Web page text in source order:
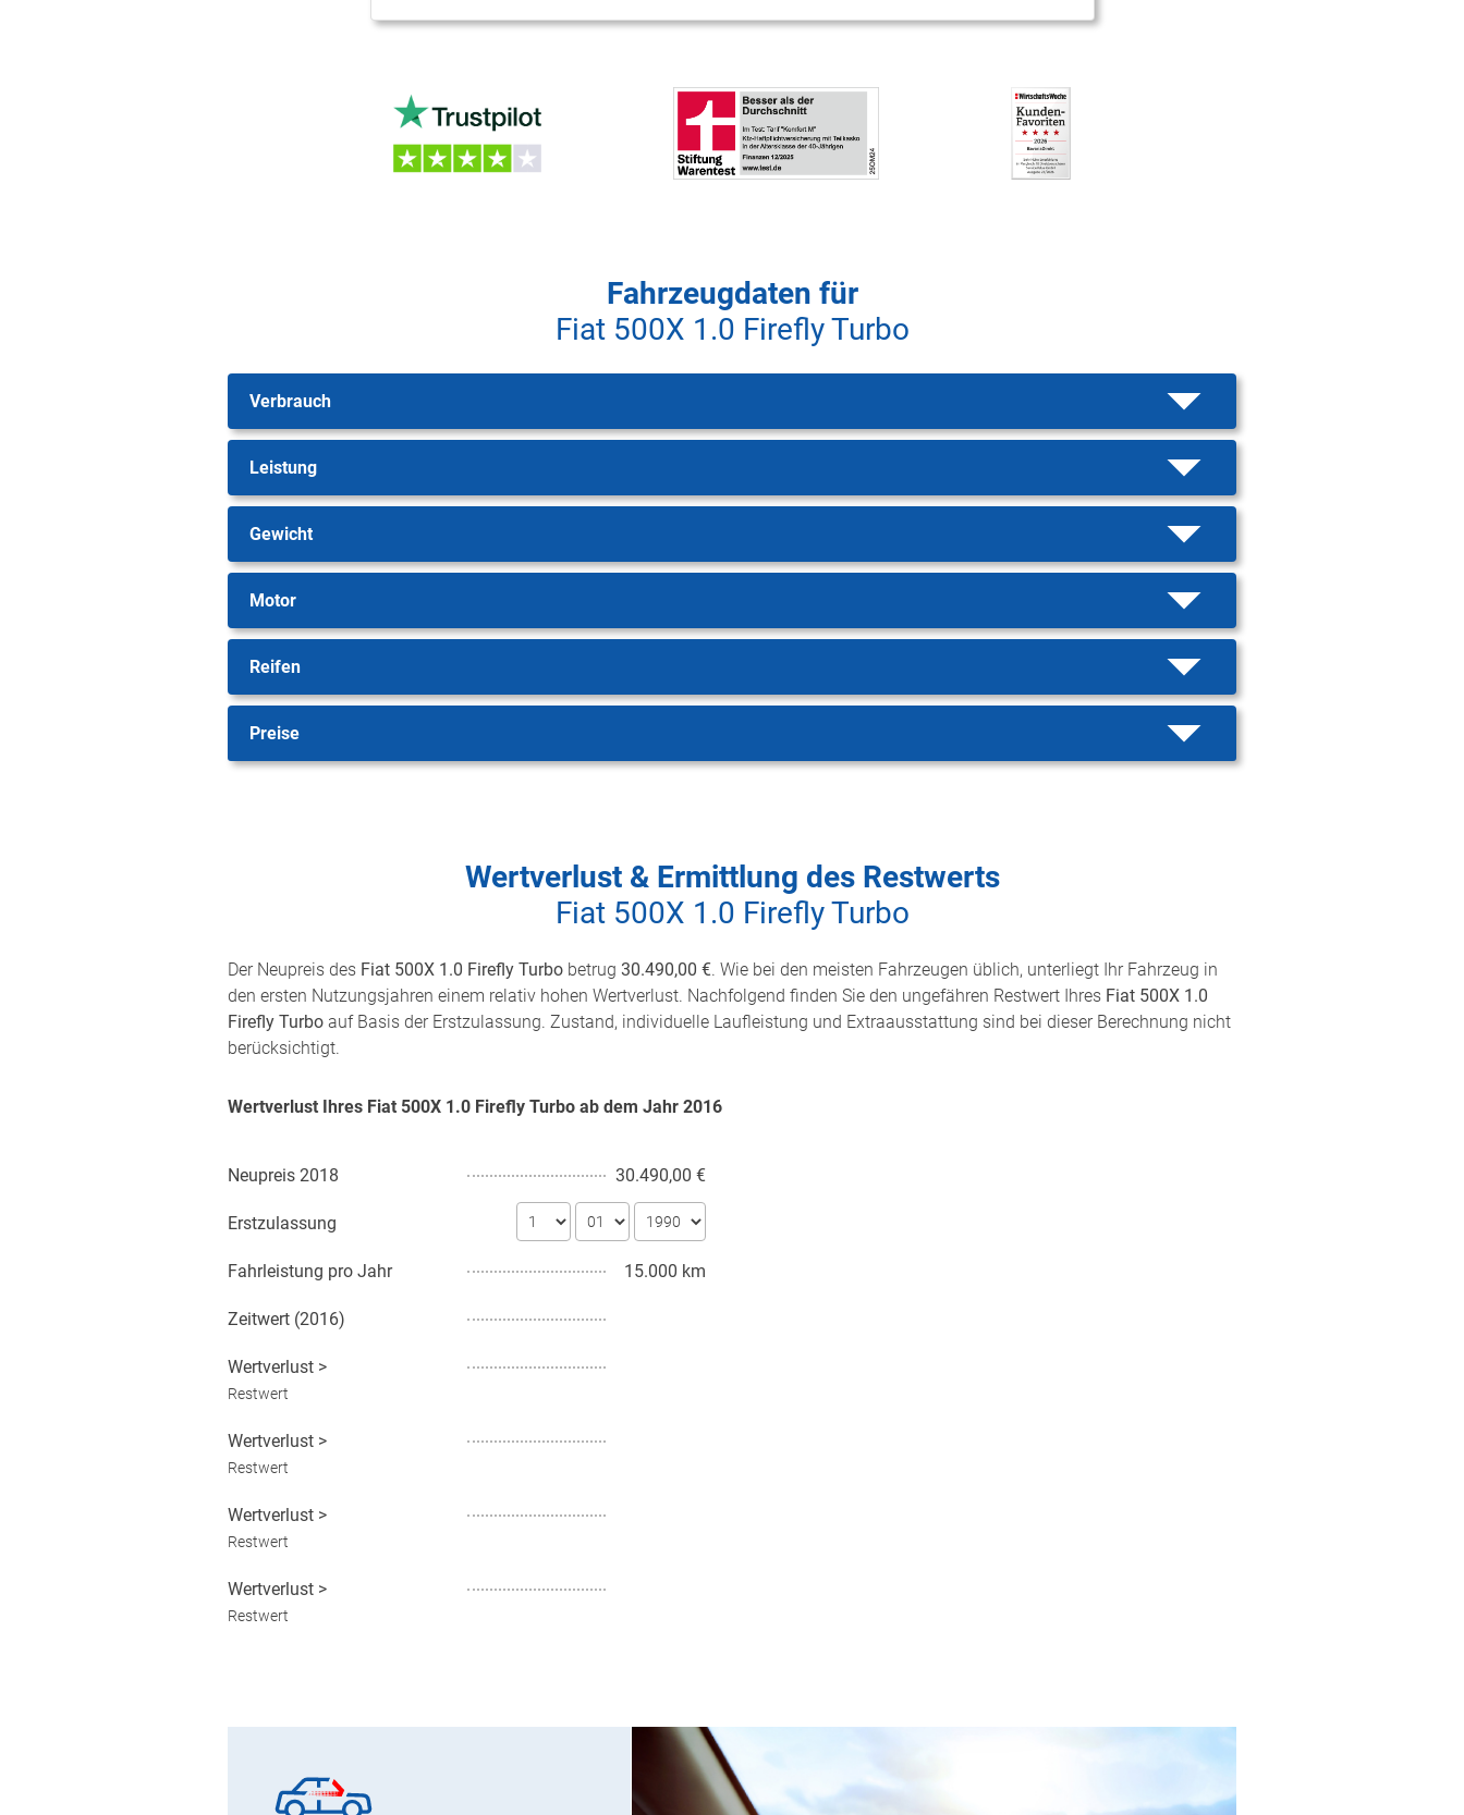
Fahrzeugdaten für
Fiat 500X 1.0 Firefly Turbo
Verbrauch
Leistung
Gewicht
Motor
Reifen
Preise
Wertverlust & Ermittlung des Restwerts
Fiat 500X 1.0 Firefly Turbo
Der Neupreis des Fiat 500X 1.0 Firefly Turbo betrug 30.490,00 €. Wie bei den meisten Fahrzeugen üblich, unterliegt Ihr Fahrzeug in
den ersten Nutzungsjahren einem relativ hohen Wertverlust. Nachfolgend finden Sie den ungefähren Restwert Ihres Fiat 500X 1.0
Firefly Turbo auf Basis der Erstzulassung. Zustand, individuelle Laufleistung und Extraausstattung sind bei dieser Berechnung nicht
berücksichtigt.
Wertverlust Ihres Fiat 500X 1.0 Firefly Turbo ab dem Jahr 2016
Neupreis 2018 30.490,00 €
Erstzulassung
Fahrleistung pro Jahr 15.000 km
Zeitwert (2016)
Wertverlust >
Restwert
Wertverlust >
Restwert
Wertverlust >
Restwert
Wertverlust >
Restwert